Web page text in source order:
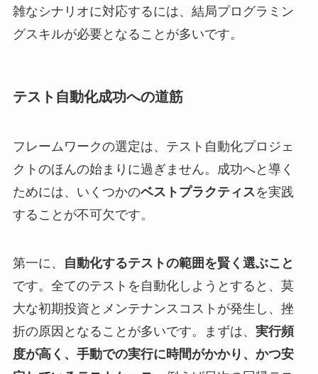
雑なシナリオに対応するには、結局プログラミン
グスキルが必要となることが多いです。
テスト自動化成功への道筋
フレームワークの選定は、テスト自動化プロジェ
クトのほんの始まりに過ぎません。成功へと導く
ためには、いくつかのベストプラクティスを実践
することが不可欠です。
第一に、
自動化するテストの範囲を賢く選ぶこと
です。全てのテストを自動化しようとすると、莫
大な初期投資とメンテナンスコストが発生し、挫
折の原因となることが多いです。まずは、 実行頻
度が高く、手動での実行に時間がかかり、かつ安